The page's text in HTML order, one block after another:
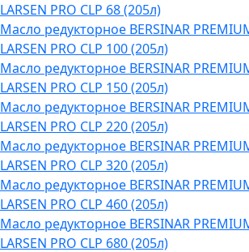
LARSEN PRO CLP 68 (205л)
Масло редукторное BERSINAR
LARSEN PRO CLP 100 (205л)
Масло редукторное BERSINAR
LARSEN PRO CLP 150 (205л)
Масло редукторное BERSINAR
LARSEN PRO CLP 220 (205л)
Масло редукторное BERSINAR
LARSEN PRO CLP 320 (205л)
Масло редукторное BERSINAR
LARSEN PRO CLP 460 (205л)
Масло редукторное BERSINAR
LARSEN PRO CLP 680 (205л)